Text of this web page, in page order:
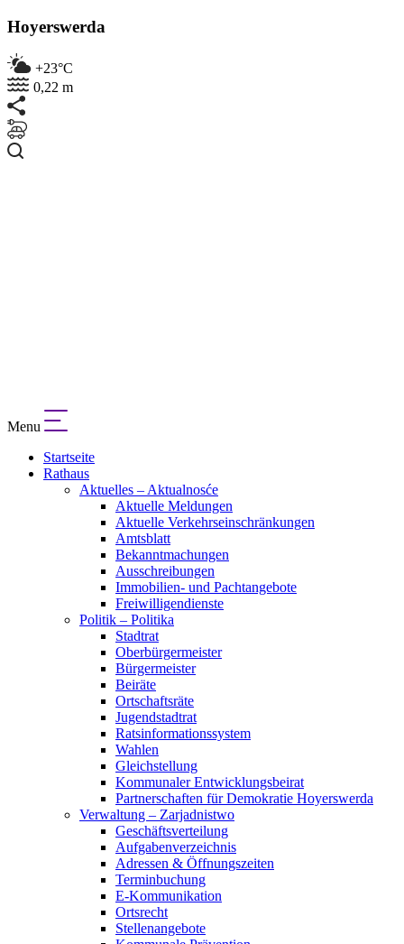
Hoyerswerda
+23°C
0,22 m
Menu
Startseite
Rathaus
Aktuelles – Aktualnosće
Aktuelle Meldungen
Aktuelle Verkehrseinschränkungen
Amtsblatt
Bekanntmachungen
Ausschreibungen
Immobilien- und Pachtangebote
Freiwilligendienste
Politik – Politika
Stadtrat
Oberbürgermeister
Bürgermeister
Beiräte
Ortschaftsräte
Jugendstadtrat
Ratsinformationssystem
Wahlen
Gleichstellung
Kommunaler Entwicklungsbeirat
Partnerschaften für Demokratie Hoyerswerda
Verwaltung – Zarjadnistwo
Geschäftsverteilung
Aufgabenverzeichnis
Adressen & Öffnungszeiten
Terminbuchung
E-Kommunikation
Ortsrecht
Stellenangebote